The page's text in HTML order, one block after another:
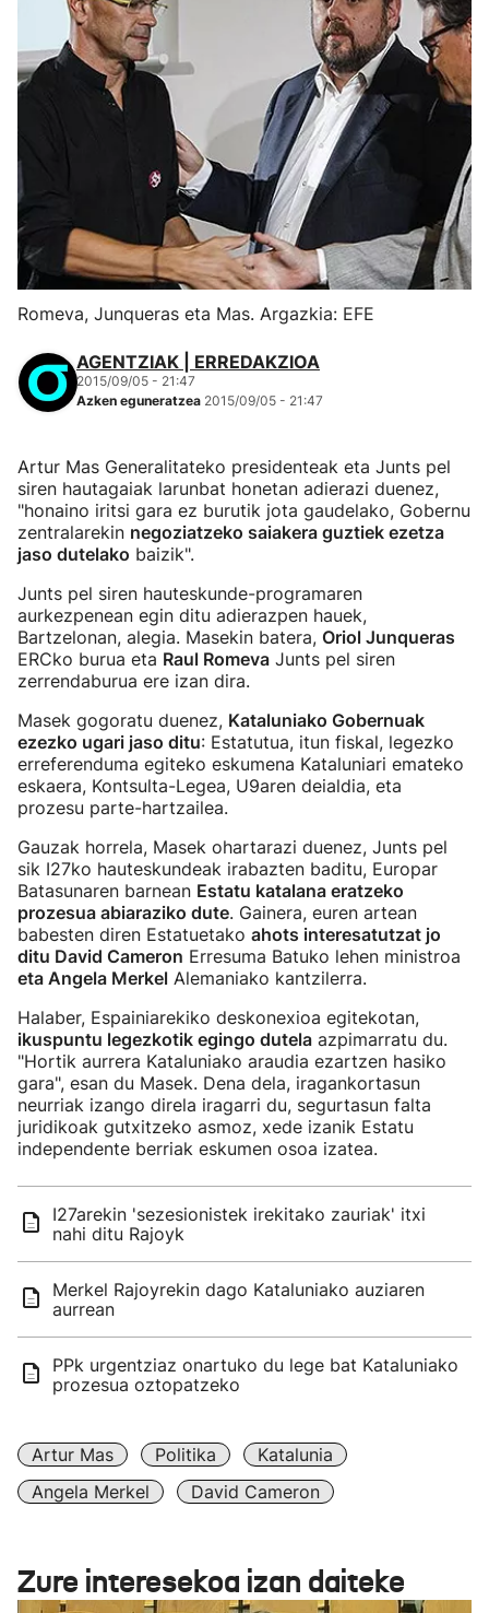
Romeva, Junqueras eta Mas. Argazkia: EFE
AGENTZIAK | ERREDAKZIOA
2015/09/05 - 21:47
Azken eguneratzea 2015/09/05 - 21:47
Artur Mas Generalitateko presidenteak eta Junts pel
siren hautagaiak larunbat honetan adierazi duenez,
"honaino iritsi gara ez burutik jota gaudelako, Gobernu
zentralarekin negoziatzeko saiakera guztiek ezetza
jaso dutelako baizik".
Junts pel siren hauteskunde-programaren
aurkezpenean egin ditu adierazpen hauek,
Bartzelonan, alegia. Masekin batera, Oriol Junqueras
ERCko burua eta Raul Romeva Junts pel siren
zerrendaburua ere izan dira.
Masek gogoratu duenez, Kataluniako Gobernuak
ezezko ugari jaso ditu: Estatutua, itun fiskal, legezko
erreferenduma egiteko eskumena Kataluniari emateko
eskaera, Kontsulta-Legea, U9aren deialdia, eta
prozesu parte-hartzailea.
Gauzak horrela, Masek ohartarazi duenez, Junts pel
sik I27ko hauteskundeak irabazten baditu, Europar
Batasunaren barnean Estatu katalana eratzeko
prozesua abiaraziko dute. Gainera, euren artean
babesten diren Estatuetako ahots interesatutzat jo
ditu David Cameron Erresuma Batuko lehen ministroa
eta Angela Merkel Alemaniako kantzilerra.
Halaber, Espainiarekiko deskonexioa egitekotan,
ikuspuntu legezkotik egingo dutela azpimarratu du.
"Hortik aurrera Kataluniako araudia ezartzen hasiko
gara", esan du Masek. Dena dela, iragankortasun
neurriak izango direla iragarri du, segurtasun falta
juridikoak gutxitzeko asmoz, xede izanik Estatu
independente berriak eskumen osoa izatea.
I27arekin 'sezesionistek irekitako zauriak' itxi
nahi ditu Rajoyk
Merkel Rajoyrekin dago Kataluniako auziaren
aurrean
PPk urgentziaz onartuko du lege bat Kataluniako
prozesua oztopatzeko
Artur Mas Politika
Katalunia
Angela Merkel
David Cameron
Zure interesekoa izan daiteke